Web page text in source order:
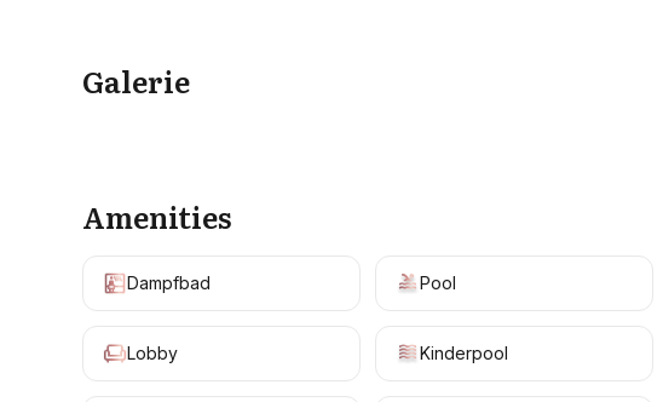
Galerie
Amenities
Dampfbad Pool
Lobby Kinderpool